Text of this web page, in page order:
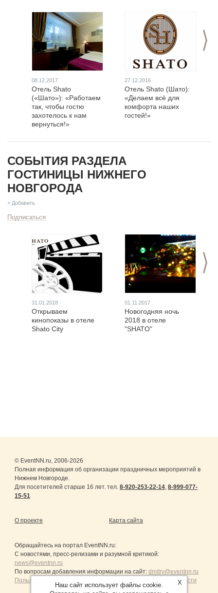
>
08.12.2017
Отель Shato
(«Шато»): «Работаем
так, чтобы гостю
захотелось к нам
вернуться!»
27.12.2016
Отель Shato (Шато):
«Делаем всё для
комфорта наших
гостей!»
СОБЫТИЯ РАЗДЕЛА
ГОСТИНИЦЫ НИЖНЕГО
НОВГОРОДА
+ Добавить
Подписаться
>
31.01.2018
Открываем
кинопоказы в отеле
Shato City
01.11.2017
Новогодняя ночь
2018 в отеле
"SHATO"
© EventNN.ru, 2006-2026
Полная информация об организации праздничных мероприятий в
Нижнем Новгороде.
Для посетителей старше 16 лет. тел. 8-920-253-22-14, 8-999-077-
15-51
О проекте Карта сайта
Обращайтесь на портал EventNN.ru:
С новостями, пресс-релизами и разумной критикой:
news@eventnn.ru
По вопросам добавления информации на сайт: dmitry@eventnn.ru
Пользовательское Соглашение и политика конфиденциальности
X
Наш сайт использует файлы cookie.